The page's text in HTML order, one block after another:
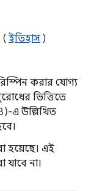
( ইতিহাস )
করার যোগ্য
ভিত্তিতে
এ উল্লিখিত
হয়েছে। এই
না।